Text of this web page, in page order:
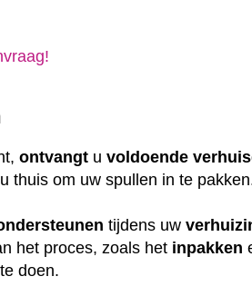
ontvangt uvoldoende
thuis om uw spullen in te
tijdens uw
het proces, zoals het inpakken
doen.